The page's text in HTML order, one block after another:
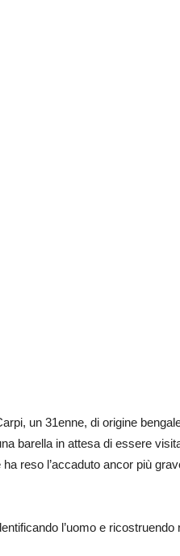
un 31enne, di origine
barella in attesa di essere
reso l’accaduto ancor più
l’uomo e